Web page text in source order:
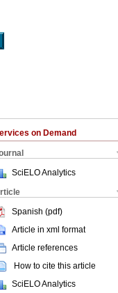
on Demand
SciELO Analytics
Spanish (pdf)
Article in xml format
Article references
How to cite this article
SciELO Analytics